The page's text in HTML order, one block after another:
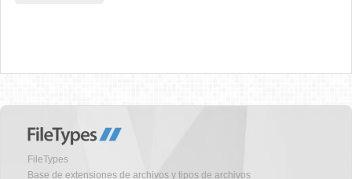
FileTypes
Base de extensiones de archivos y tipos de archivos